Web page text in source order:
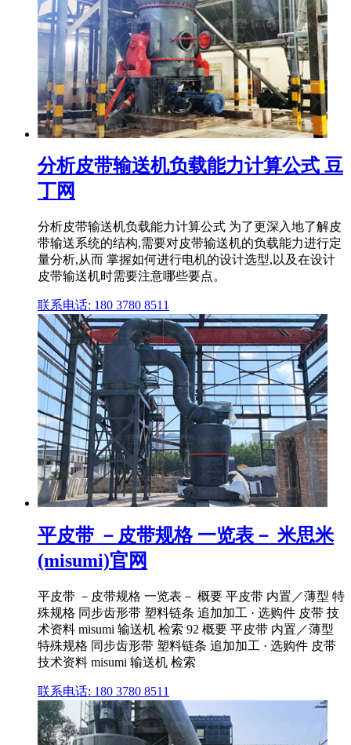
分析皮带输送机负载能力计算公式 豆
丁网
分析皮带输送机负载能力计算公式 为了更深入地了解皮
带输送系统的结构,需要对皮带输送机的负载能力进行定
量分析,从而 掌握如何进行电机的设计选型,以及在设计
皮带输送机时需要注意哪些要点。
联系电话: 180 3780 8511
平皮带 －皮带规格 一览表－ 米思米
(misumi)官网
平皮带 －皮带规格 一览表－ 概要 平皮带 内置／薄型 特
殊规格 同步齿形带 塑料链条 追加加工 · 选购件 皮带 技
术资料 misumi 输送机 检索 92 概要 平皮带 内置／薄型
特殊规格 同步齿形带 塑料链条 追加加工 · 选购件 皮带
技术资料 misumi 输送机 检索
联系电话: 180 3780 8511